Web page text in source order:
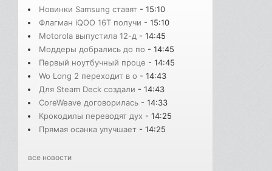
Новинки Samsung ставят - 15:10
Флагман iQOO 16T получи - 15:10
Motorola выпустила 12-д - 14:45
Моддеры добрались до по - 14:45
Первый ноутбучный проце - 14:45
Wo Long 2 переходит в о - 14:43
Для Steam Deck создали - 14:43
CoreWeave договорилась - 14:33
Крокодилы переводят дух - 14:25
Прямая осанка улучшает - 14:25
все новости